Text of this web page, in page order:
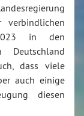
verbindlichen
in den
Deutschland
dass viele
auch einige
diesen